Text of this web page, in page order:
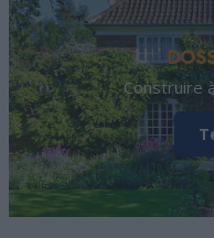
Construire